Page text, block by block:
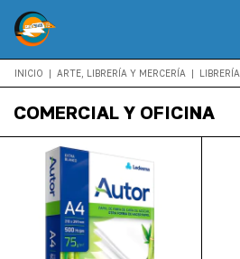
INICIO | ARTE, LIBRERÍA Y MERCERÍA | LIBRERÍA
COMERCIAL Y OFICINA